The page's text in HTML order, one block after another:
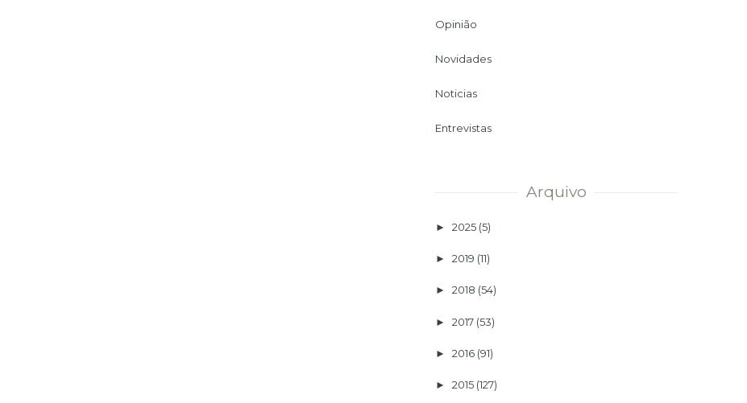
Opinião
Novidades
Noticias
Entrevistas
Arquivo
► 2025 (5)
► 2019 (11)
► 2018 (54)
► 2017 (53)
► 2016 (91)
► 2015 (127)